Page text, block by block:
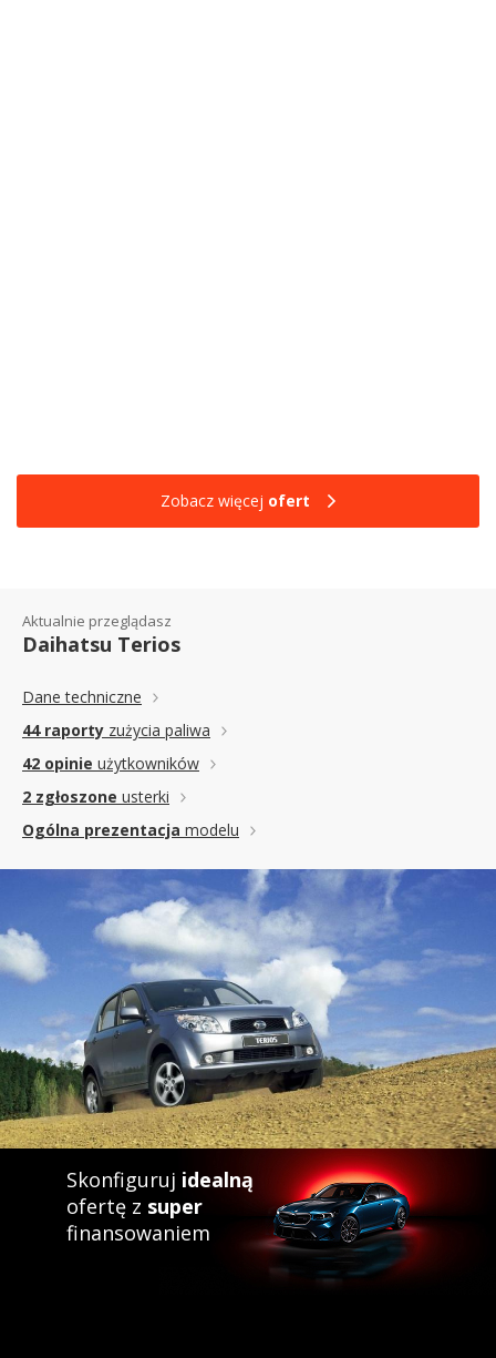
Zobacz więcej ofert
Aktualnie przeglądasz
Daihatsu Terios
Dane techniczne
44 raporty zużycia paliwa
42 opinie użytkowników
2 zgłoszone usterki
Ogólna prezentacja modelu
Skonfiguruj idealną
ofertę z super
finansowaniem